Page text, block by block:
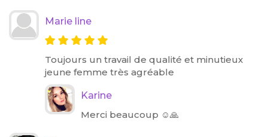
Marie line
Toujours un travail de qualité et minutieux
jeune femme très agréable
Karine
Merci beaucoup ☺️🙏